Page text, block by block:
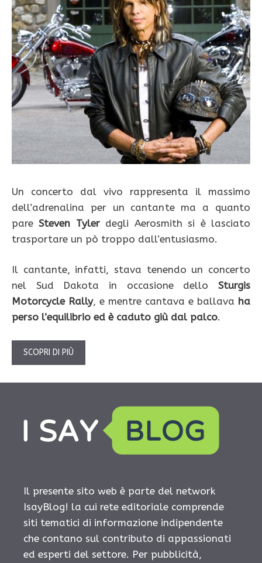
Un concerto dal vivo rappresenta il massimo
dell’adrenalina per un cantante ma a quanto
pareSteven Tylerdegli Aerosmith si è lasciato
trasportare un pò troppo dall’entusiasmo.
Il cantante, infatti, stava tenendo un concerto
nel Sud Dakota in occasione dello Sturgis
Motorcycle Rally, e mentre cantava e ballava ha
perso l’equilibrio ed è caduto giù dal palco.
SCOPRI DI PIÙ
Il presente sito web è parte del network
IsayBlog! la cui rete editoriale comprende
siti tematici di informazione indipendente
che contano sul contributo di appassionati
ed esperti del settore. Per pubblicità,